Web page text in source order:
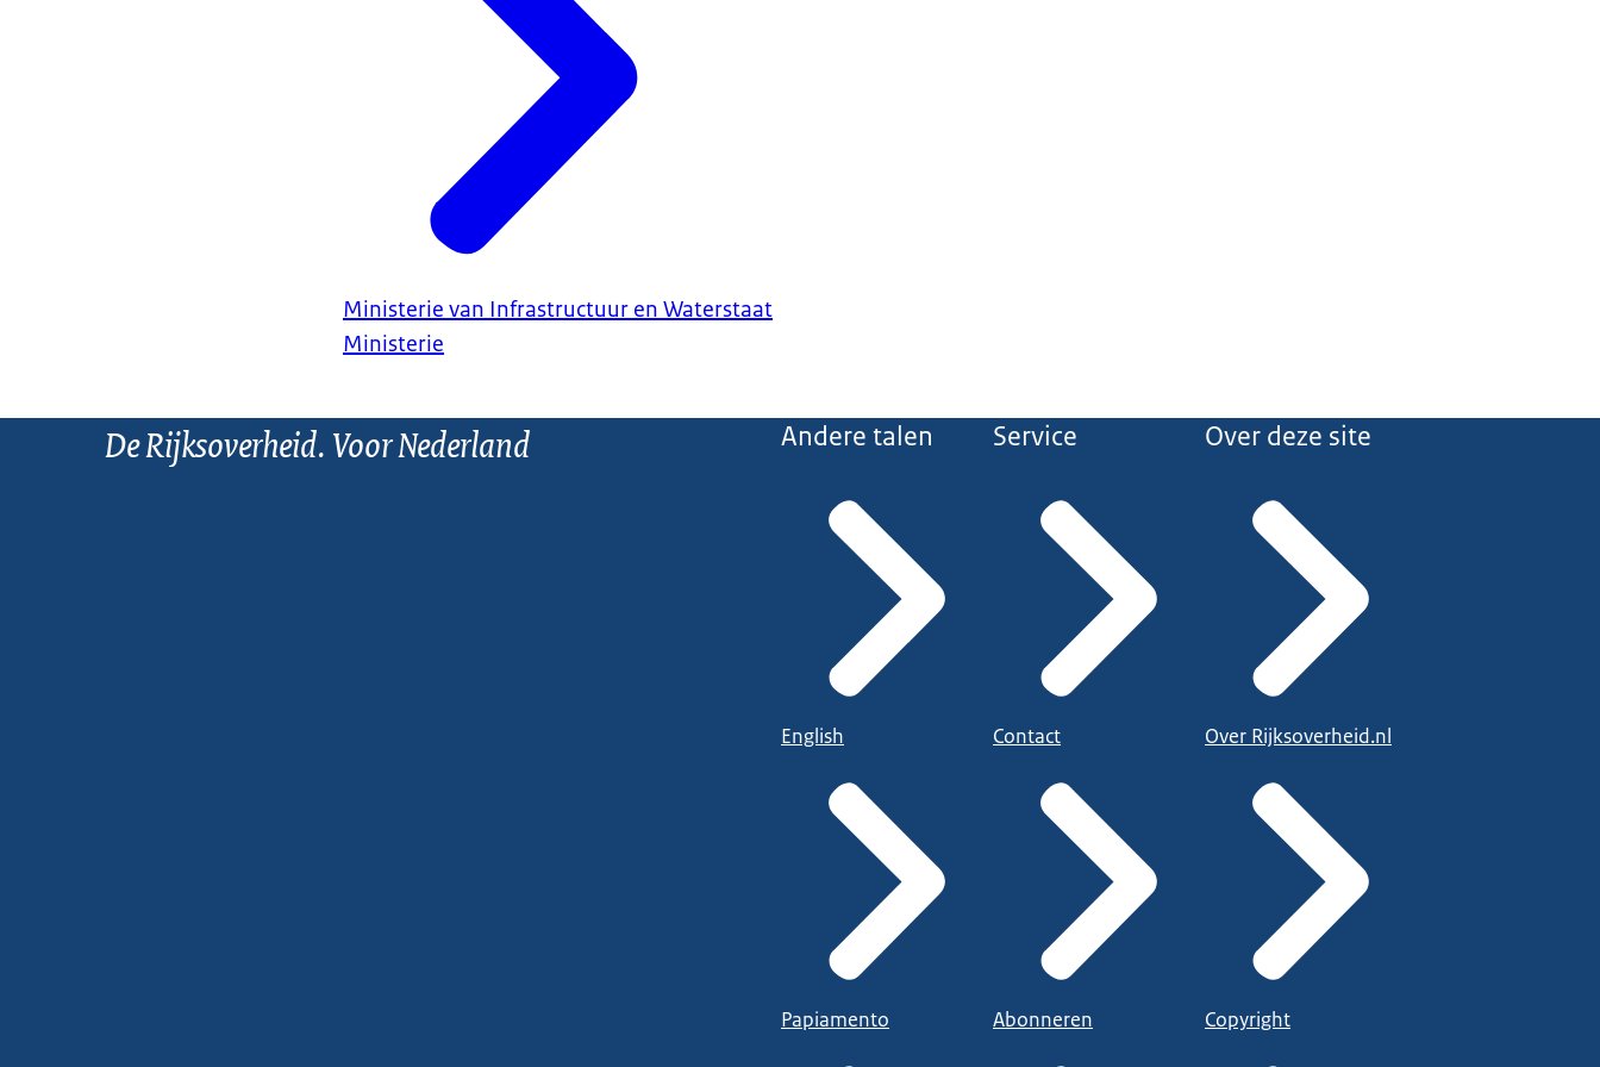
Ministerie van Infrastructuur en Waterstaat
Ministerie
De Rijksoverheid. Voor Nederland Andere talen
English
Papiamento
Service
Contact
Abonneren
Over deze site
Over Rijksoverheid.nl
Copyright